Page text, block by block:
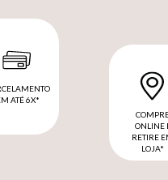
ATÉ 6X*
ONLINE
RETIRE
LOJA*